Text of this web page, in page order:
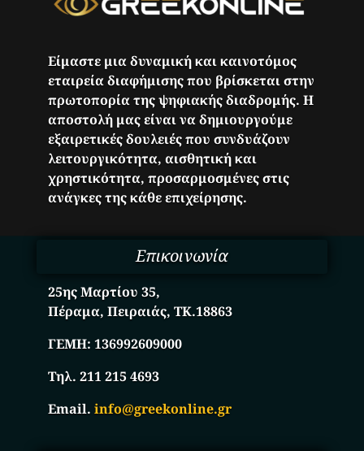
Είμαστε μια δυναμική και καινοτόμος
εταιρεία διαφήμισης που βρίσκεται στην
πρωτοπορία της ψηφιακής διαδρομής. Η
αποστολή μας είναι να δημιουργούμε
εξαιρετικές δουλειές που συνδυάζουν
λειτουργικότητα, αισθητική και
χρηστικότητα, προσαρμοσμένες στις
ανάγκες της κάθε επιχείρησης.
Επικοινωνία
25ης Μαρτίου 35,
Πέραμα, Πειραιάς, ΤΚ.18863
ΓΕΜΗ:136992609000
Τηλ. 211 215 4693
Email.info@greekonline.gr